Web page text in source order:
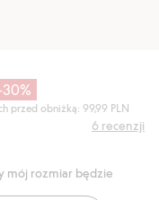
-30%
przed obniżką: 99,99 PLN
6 recenzji
mój rozmiar będzie